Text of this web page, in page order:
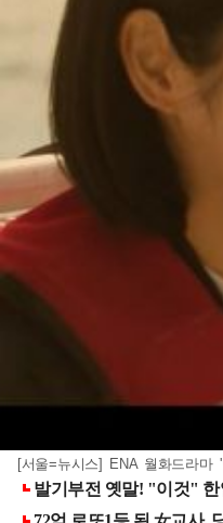
[서울=뉴시스] ENA 월화드라